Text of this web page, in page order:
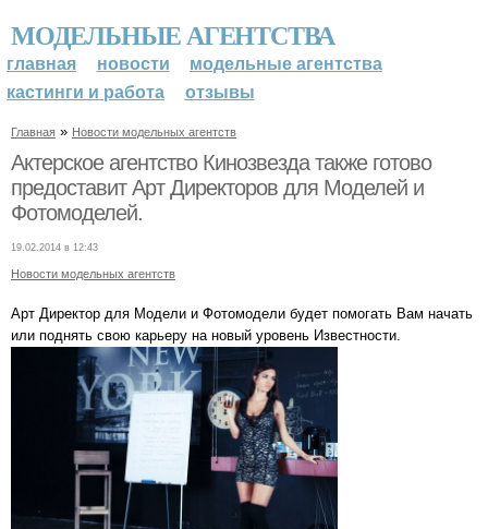
МОДЕЛЬНЫЕ АГЕНТСТВА
главная новости
модельные агентства
кастинги и работа
отзывы
Главная » Новости модельных агентств
Актерское агентство Кинозвезда также готово
предоставит Арт Директоров для Моделей и
Фотомоделей.
19.02.2014 в 12:43
Новости модельных агентств
Арт Директор для Модели и Фотомодели будет помогать Вам начать
или поднять свою карьеру на новый уровень Известности.